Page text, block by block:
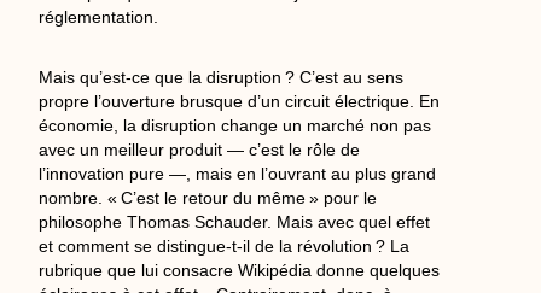
réglementation.
Mais qu’est-ce que la disruption ? C’est au sens
propre l’ouverture brusque d’un circuit électrique. En
économie, la disruption change un marché non pas
avec un meilleur produit — c’est le rôle de
l’innovation pure —, mais en l’ouvrant au plus grand
nombre. « C’est le retour du même » pour le
philosophe Thomas Schauder. Mais avec quel effet
et comment se distingue-t-il de la révolution ? La
rubrique que lui consacre Wikipédia donne quelques